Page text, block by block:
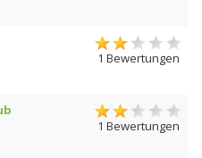
1 Bewertungen
1 Bewertungen